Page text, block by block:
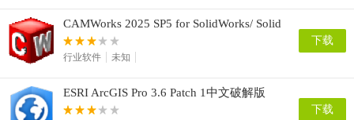
CAMWorks 2025 SP5 for SolidWorks/ Solid
Edge 2024-2026
行业软件 未知
下载
ESRI ArcGIS Pro 3.6 Patch 1中文破解版
下载